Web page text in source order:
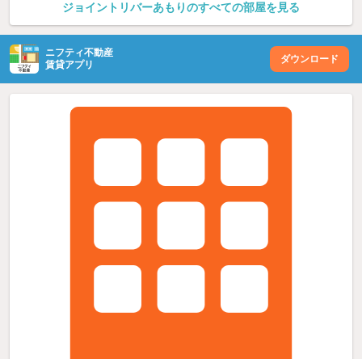
ジョイントリバーあもりのすべての部屋を見る
ニフティ不動産
賃貸アプリ
ダウンロード